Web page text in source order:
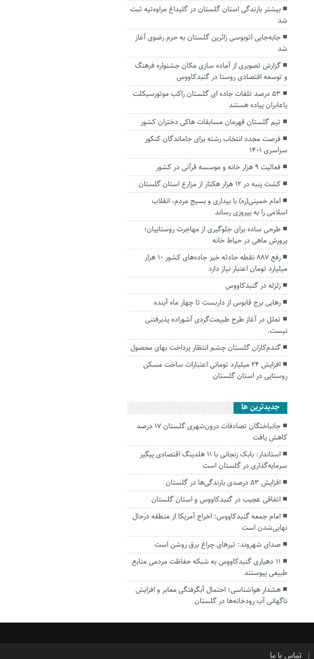
بیشتر بارندگی استان گلستان در گلیداغ مراوه‌تپه ثبت
شد
جابه‌جایی اتوبوسی زائرین گلستان به حرم رضوی آغاز
شد
گزارش تصویری از آماده سازی مکان جشنواره فرهنگ
و توسعه اقتصادی روستا در گنبدکاووس
۵۳ درصد تلفات جاده ای گلستان راکب موتورسیکلت
یاعابران پیاده هستند
تیم گلستان قهرمان مسابقات هاکی دختران کشور
فرصت مجدد انتخاب رشته برای جاماندگان کنکور
سراسری ۱۴۰۱
فعالیت ۹ هزار خانه و موسسه قرآنی در کشور
کشت پنبه در ۱۲ هزار هکتار از مزارع استان گلستان
امام خمینی(ره) با بیداری و بسیج مردم، انقلاب
اسلامی را به پیروزی رساند
طرحی ساده برای جلوگیری از مهاجرت روستاییان؛
پرورش ماهی در حیاط خانه
رفع ۸۸۷ نقطه حادثه خیز جاده‌های کشور ۱۰ هزار
میلیارد تومان اعتبار نیاز دارد
زلزله در گنبدکاووس
رهایی برج قابوس از داربست تا چهار ماه آینده
تعلل در آغاز طرح طبیعت‌گردی آشوراده پذیرفتنی
نیست.
گندم‌کاران گلستان چشم انتظار پرداخت بهای محصول
افزایش ۲۴ میلیارد تومانی اعتبارات ساخت مسکن
روستایی در استان گلستان
جديدترين ها
جانباختگان تصادفات درون‌شهری گلستان ۱۷ درصد
کاهش یافت
استاندار: بابک زنجانی با ۱۱ هلدینگ اقتصادی پیگیر
سرمایه‌گذاری در گلستان است
افزایش ۵۳ درصدی بارندگی‌ها در گلستان
اتفاقی عجیب در‌ گنبدکاووس و استان گلستان
امام جمعه گنبدکاووس: اخراج آمریکا از منطقه درحال
نهایی‌شدن است
صدای شهروند: تیرهای چراغ برق روشن است
۱۱ دهیاری گنبدکاووس به شبکه حفاظت مردمی منابع
طبیعی پیوستند
هشدار هواشناسی؛ احتمال آبگرفتگی معابر و افزایش
ناگهانی آب رودخانه‌ها در گلستان
تماس با ما